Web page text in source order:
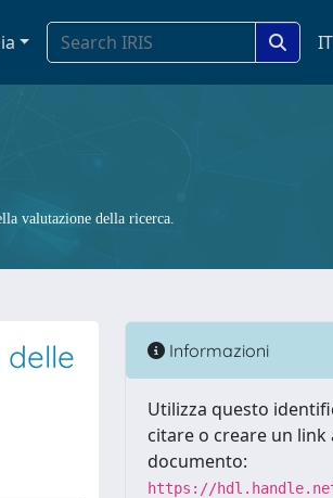
IT
valutazione della ricerca.
Informazioni
Utilizza questo
citare o creare un link
documento:
https://